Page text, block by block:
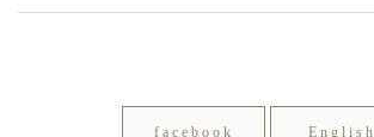
facebook English